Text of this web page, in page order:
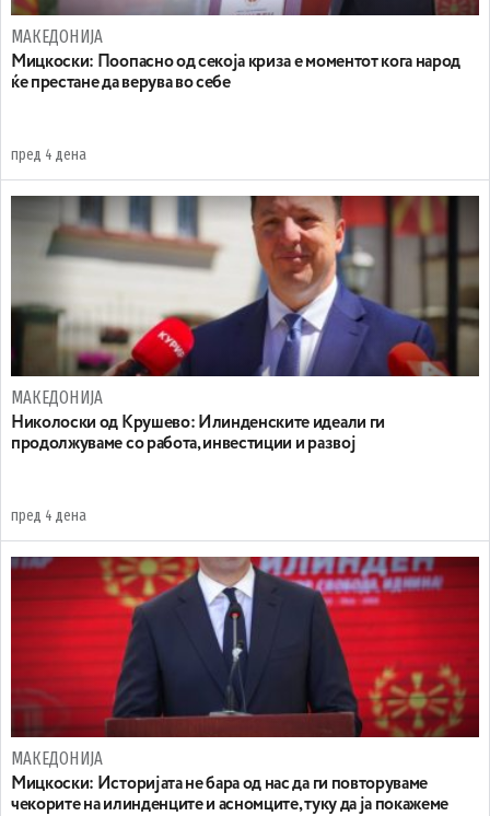
МАКЕДОНИЈА
Мицкоски: Поопасно од секоја криза е моментот кога народ
ќе престане да верува во себе
пред 4 дена
МАКЕДОНИЈА
Николоски од Крушево: Илинденските идеали ги
продолжуваме со работа, инвестиции и развој
пред 4 дена
МАКЕДОНИЈА
Мицкоски: Историјата не бара од нас да ги повторуваме
чекорите на илинденците и асномците, туку да ја покажеме